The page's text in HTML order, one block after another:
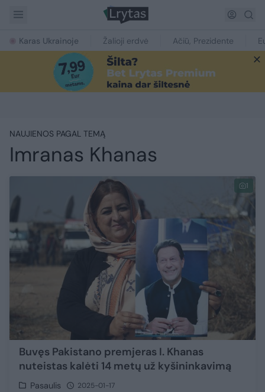
Karas Ukrainoje Žalioji erdvė Ačiū, Prezidente
NAUJIENOS PAGAL TEMĄ
Imranas Khanas
1
Buvęs Pakistano premjeras I. Khanas
nuteistas kalėti 14 metų už kyšininkavimą
Pasaulis 2025-01-17